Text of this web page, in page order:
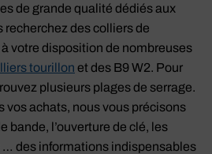
de grande qualité dédiés aux
recherchez des colliers de
votre disposition de nombreuses
tourillon et des B9 W2. Pour
plusieurs plages de serrage.
vos achats, nous vous précisons
bande, l’ouverture de clé, les
des informations indispensables